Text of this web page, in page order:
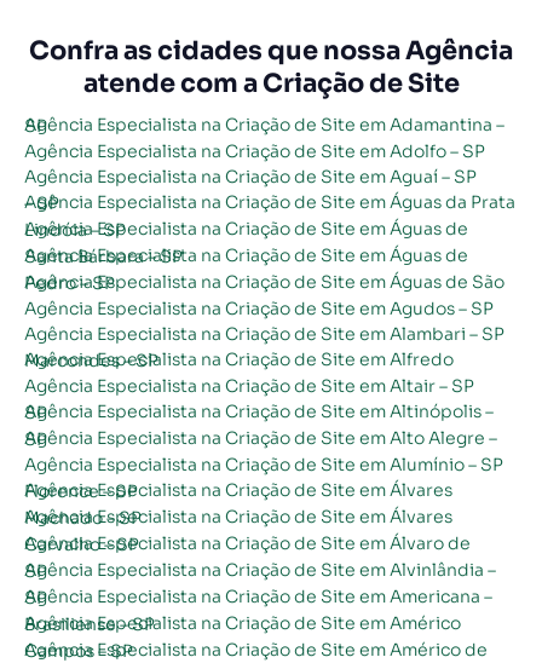
Confra as cidades que nossa Agência
atende com a Criação de Site
Agência Especialista na Criação de Site em Adamantina – SP
Agência Especialista na Criação de Site em Adolfo – SP
Agência Especialista na Criação de Site em Aguaí – SP
Agência Especialista na Criação de Site em Águas da Prata – SP
Agência Especialista na Criação de Site em Águas de Lindóia – SP
Agência Especialista na Criação de Site em Águas de Santa Bárbara – SP
Agência Especialista na Criação de Site em Águas de São Pedro – SP
Agência Especialista na Criação de Site em Agudos – SP
Agência Especialista na Criação de Site em Alambari – SP
Agência Especialista na Criação de Site em Alfredo Marcondes – SP
Agência Especialista na Criação de Site em Altair – SP
Agência Especialista na Criação de Site em Altinópolis – SP
Agência Especialista na Criação de Site em Alto Alegre – SP
Agência Especialista na Criação de Site em Alumínio – SP
Agência Especialista na Criação de Site em Álvares Florence – SP
Agência Especialista na Criação de Site em Álvares Machado – SP
Agência Especialista na Criação de Site em Álvaro de Carvalho – SP
Agência Especialista na Criação de Site em Alvinlândia – SP
Agência Especialista na Criação de Site em Americana – SP
Agência Especialista na Criação de Site em Américo Brasiliense – SP
Agência Especialista na Criação de Site em Américo de Campos – SP